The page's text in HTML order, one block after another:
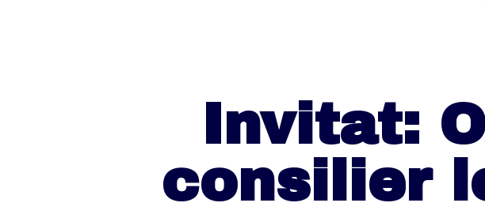
Invitat:
consilier